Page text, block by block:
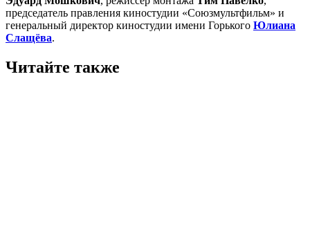
председатель правления киностудии «Союзмультфильм» и
генеральный директор киностудии имени Горького Юлиана
Слащёва.
Читайте также